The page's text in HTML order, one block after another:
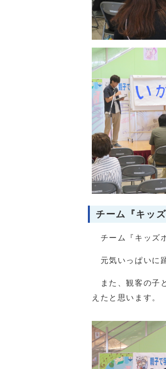
チーム『キッ
チーム『キッズ
元気いっぱいに
また、観客の子
えたと思います。